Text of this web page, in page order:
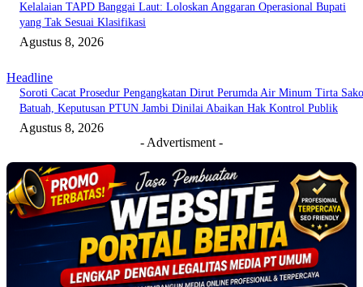
Kelalaian TAPD Banggai Laut: Loloskan Anggaran Operasional Bupati
yang Tak Sesuai Klasifikasi
Agustus 8, 2026
Headline
Soroti Cacat Prosedur Pengangkatan Dirut Perumda Air Minum Tirta Sako
Batuah, Keputusan PTUN Jambi Dinilai Abaikan Hak Kontrol Publik
Agustus 8, 2026
- Advertisment -